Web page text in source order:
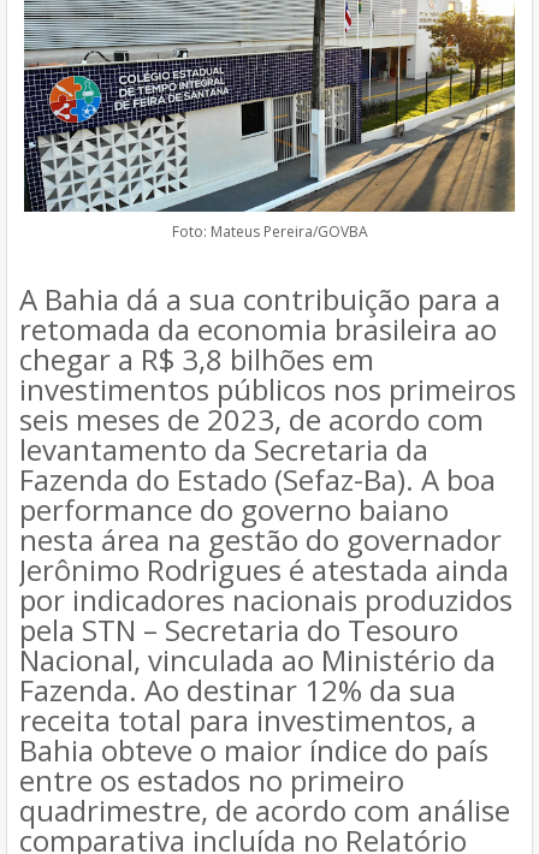
Foto: Mateus Pereira/GOVBA
A Bahia dá a sua contribuição para a
retomada da economia brasileira ao
chegar a R$ 3,8 bilhões em
investimentos públicos nos primeiros
seis meses de 2023, de acordo com
levantamento da Secretaria da
Fazenda do Estado (Sefaz-Ba). A boa
performance do governo baiano
nesta área na gestão do governador
Jerônimo Rodrigues é atestada ainda
por indicadores nacionais produzidos
pela STN – Secretaria do Tesouro
Nacional, vinculada ao Ministério da
Fazenda. Ao destinar 12% da sua
receita total para investimentos, a
Bahia obteve o maior índice do país
entre os estados no primeiro
quadrimestre, de acordo com análise
comparativa incluída no Relatório